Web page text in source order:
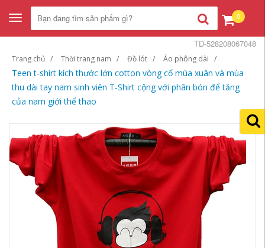
Toggle
navigation
0
Trang chủ Thời trang nam Đồ lót Áo phông dài
Teen t-shirt kích thước lớn cotton vòng cổ mùa xuân và mùa
thu dài tay nam sinh viên T-Shirt cộng với phân bón để tăng
của nam giới thể thao
TD-528208067048